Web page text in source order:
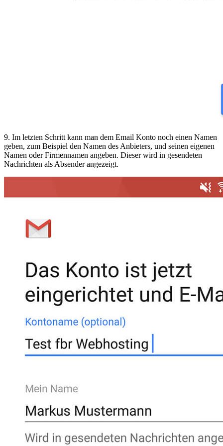
9. Im letzten Schritt kann man dem Email Konto noch einen Namen
geben, zum Beispiel den Namen des Anbieters, und seinen eigenen
Namen oder Firmennamen angeben. Dieser wird in gesendeten
Nachrichten als Absender angezeigt.